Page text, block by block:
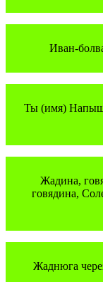
Иван-
Ты (имя)
Жадина,
говядина,
Жаднюга